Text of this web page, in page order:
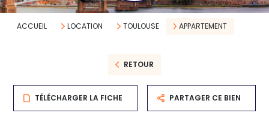
ACCUEIL LOCATION TOULOUSE APPARTEMENT
RETOUR
TÉLÉCHARGER LA FICHE PARTAGER CE BIEN